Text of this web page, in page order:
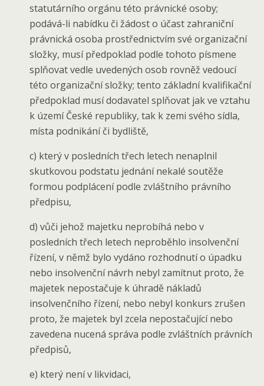
statutárního orgánu této právnické osoby;
podává-li nabídku či žádost o účast zahraniční
právnická osoba prostřednictvím své organizační
složky, musí předpoklad podle tohoto písmene
splňovat vedle uvedených osob rovněž vedoucí
této organizační složky; tento základní kvalifikační
předpoklad musí dodavatel splňovat jak ve vztahu
k území České republiky, tak k zemi svého sídla,
místa podnikání či bydliště,
c) který v posledních třech letech nenaplnil
skutkovou podstatu jednání nekalé soutěže
formou podplácení podle zvláštního právního
předpisu,
d) vůči jehož majetku neprobíhá nebo v
posledních třech letech neproběhlo insolvenční
řízení, v němž bylo vydáno rozhodnutí o úpadku
nebo insolvenční návrh nebyl zamítnut proto, že
majetek nepostačuje k úhradě nákladů
insolvenčního řízení, nebo nebyl konkurs zrušen
proto, že majetek byl zcela nepostačující nebo
zavedena nucená správa podle zvláštních právních
předpisů,
e) který není v likvidaci,